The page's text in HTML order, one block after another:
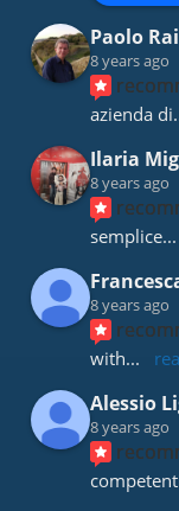
Paolo
8 years ago
azienda di
Ilaria
8 years ago
semplice...
8 years ago
with...
Alessio
8 years ago